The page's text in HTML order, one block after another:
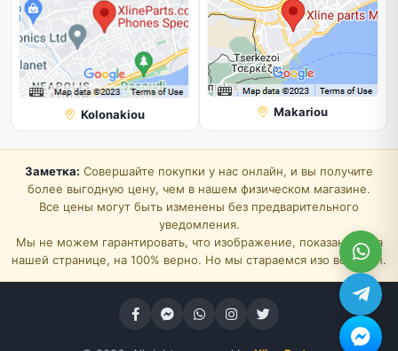
Kolonakiou Makariou
Заметка: Совершайте покупки у нас онлайн, и вы получите
более выгодную цену, чем в нашем физическом магазине.
Все цены могут быть изменены без предварительного
уведомления.
Мы не можем гарантировать, что изображение, показанное на
нашей странице, на 100% верно. Но мы стараемся изо всех сил.